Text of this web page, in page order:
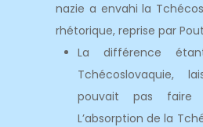
nazie a envahi la
rhétorique, reprise par
La différence
Tchécoslovaquie,
pouvait pas faire
L’absorption de la